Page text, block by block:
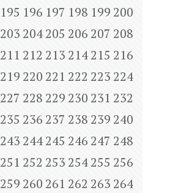
195 196 197 198 199 200
203 204205 206 207 208
211 212 213 214215 216
219 220 221 222 223 224
227 228 229 230 231 232
235 236 237 238 239 240
243 244245 246 247 248
251 252 253 254255 256
259 260 261 262 263 264